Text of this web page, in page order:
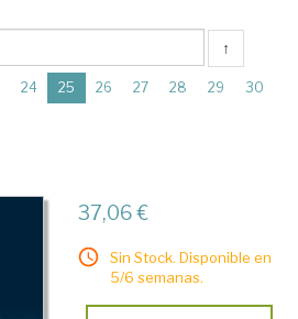
↑
24 25 (current)
26 27 28 29
30
37,06 €
Sin Stock. Disponible en
5/6 semanas.